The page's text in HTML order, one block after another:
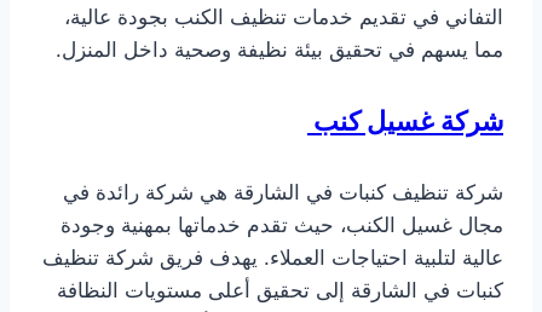
التفاني في تقديم خدمات تنظيف الكنب بجودة عالية،
مما يسهم في تحقيق بيئة نظيفة وصحية داخل المنزل.
شركة غسيل كنب
شركة تنظيف كنبات في الشارقة هي شركة رائدة في
مجال غسيل الكنب، حيث تقدم خدماتها بمهنية وجودة
عالية لتلبية احتياجات العملاء. يهدف فريق شركة تنظيف
كنبات في الشارقة إلى تحقيق أعلى مستويات النظافة